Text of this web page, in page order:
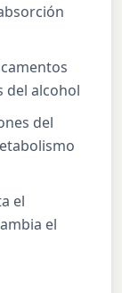
del alcohol
del
el
el